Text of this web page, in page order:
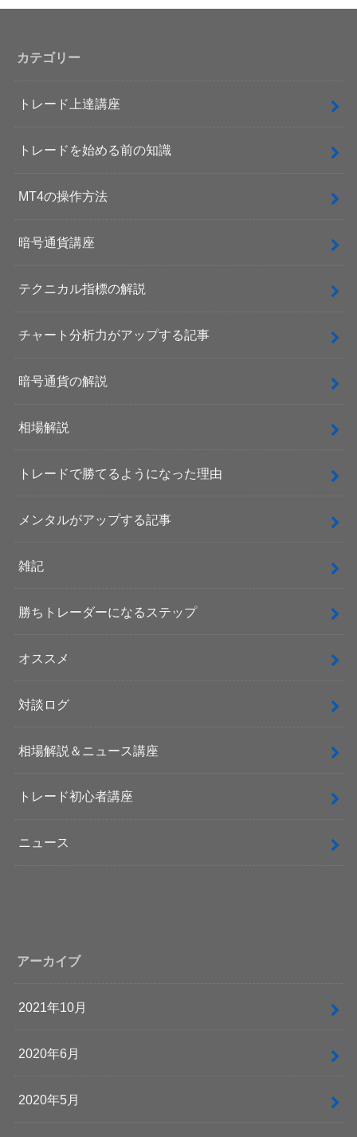
カテゴリー
トレード上達講座
トレードを始める前の知識
MT4の操作方法
暗号通貨講座
テクニカル指標の解説
チャート分析力がアップする記事
暗号通貨の解説
相場解説
トレードで勝てるようになった理由
メンタルがアップする記事
雑記
勝ちトレーダーになるステップ
オススメ
対談ログ
相場解説＆ニュース講座
トレード初心者講座
ニュース
アーカイブ
2021年10月
2020年6月
2020年5月